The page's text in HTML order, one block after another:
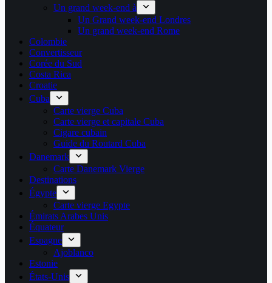
Un grand week-end à
Un Grand week-end Londres
Un grand week-end Rome
Colombie
Convertisseur
Corée du Sud
Costa Rica
Croatie
Cuba
Carte vierge Cuba
Carte vierge et capitale Cuba
Cigare cubain
Guide du Routard Cuba
Danemark
Carte Danemark Vierge
Destinations
Égypte
Carte vierge Egypte
Émirats Arabes Unis
Équateur
Espagne
Ajoblanco
Estonie
États-Unis